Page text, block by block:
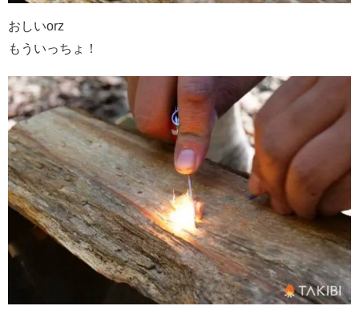
おしいorz
もういっちょ！